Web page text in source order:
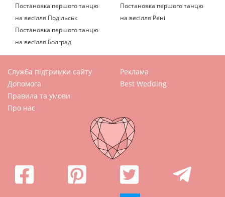
Постановка першого танцю
на весілля Подільськ
Постановка першого танцю
на весілля Рені
Постановка першого танцю
на весілля Болград
Служба підтримки сайту
Допомога
Правила та умови
Про нас
Реклама
Best Wedding